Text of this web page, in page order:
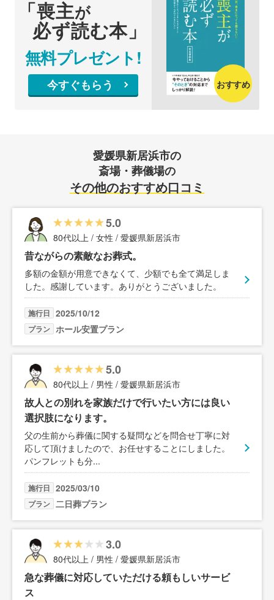
「喪主が
必ず読む本」
無料プレゼント!
今すぐもらう おすすめ
愛媛県新居浜市の
斎場・葬儀場の
その他のおすすめ口コミ
5.0
80代以上 / 女性 / 愛媛県新居浜市
昔ながらの素敵なお葬式。
多額の金額が用意できなくて、少額でも全て満足しま
した。感謝しています。ありがとうございました。
施行日 2025/10/12
プラン ホール安置プラン
5.0
80代以上 / 男性 / 愛媛県新居浜市
故人との別れを家族だけで行いたい方には良い
選択肢になります。
父の生前から葬儀に関する疑問などを問合せ丁寧に対
応して頂けましたので、お任せすることにしました。
パンフレットも分...
施行日 2025/03/10
プラン 二日葬プラン
3.0
80代以上 / 男性 / 愛媛県新居浜市
急な葬儀に対応していただける頼もしいサービ
ス